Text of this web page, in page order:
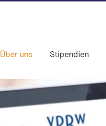
Über uns Stipendien